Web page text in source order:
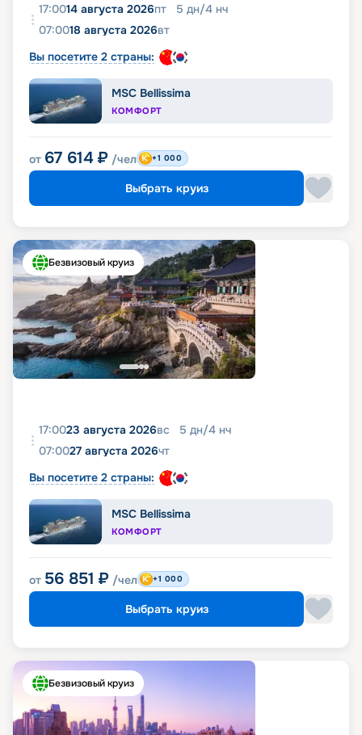
17:0014 августа 2026пт 5 дн/4 нч
07:0018 августа 2026вт
Вы посетите 2 страны:
MSC Bellissima
КОМФОРТ
от 67 614 ₽ /чел +1 000
Выбрать круиз
Безвизовый круиз
17:0023 августа 2026вс 5 дн/4 нч
07:0027 августа 2026чт
Вы посетите 2 страны:
MSC Bellissima
КОМФОРТ
от 56 851 ₽ /чел +1 000
Выбрать круиз
Безвизовый круиз